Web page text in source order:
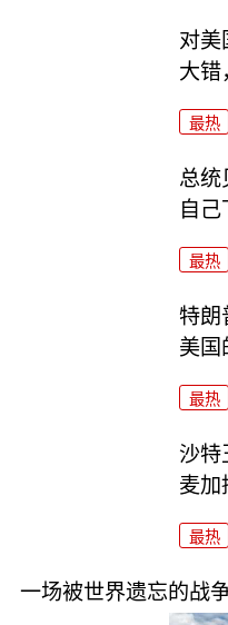
对美
大错
最热
总统
自己
最热
特朗
美国
最热
沙特
麦加
最热
一场被世界遗忘的战